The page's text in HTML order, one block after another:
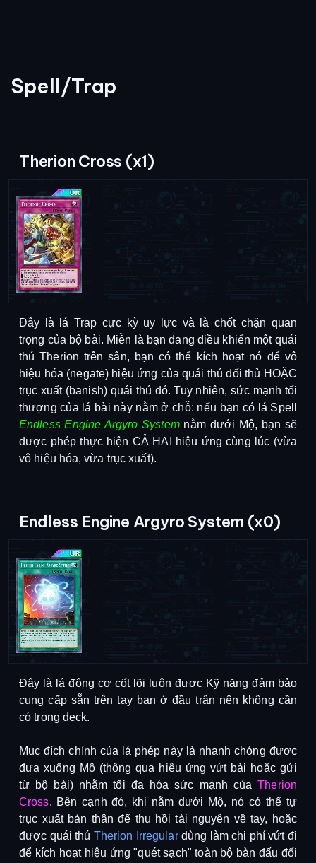
Spell/Trap
Therion Cross (x1)
Đây là lá Trap cực kỳ uy lực và là chốt chặn quan
trọng của bộ bài. Miễn là bạn đang điều khiển một quái
thú Therion trên sân, bạn có thể kích hoạt nó để vô
hiệu hóa (negate) hiệu ứng của quái thú đối thủ HOẶC
trục xuất (banish) quái thú đó. Tuy nhiên, sức mạnh tối
thượng của lá bài này nằm ở chỗ: nếu bạn có lá Spell
Endless Engine Argyro System nằm dưới Mộ, bạn sẽ
được phép thực hiện CẢ HAI hiệu ứng cùng lúc (vừa
vô hiệu hóa, vừa trục xuất).
Endless Engine Argyro System (x0)
Đây là lá động cơ cốt lõi luôn được Kỹ năng đảm bảo
cung cấp sẵn trên tay bạn ở đầu trận nên không cần
có trong deck.
Mục đích chính của lá phép này là nhanh chóng được
đưa xuống Mộ (thông qua hiệu ứng vứt bài hoặc gửi
từ bộ bài) nhằm tối đa hóa sức mạnh củaTherion
Cross. Bên cạnh đó, khi nằm dưới Mộ, nó có thể tự
trục xuất bản thân để thu hồi tài nguyên về tay, hoặc
được quái thú Therion Irregular dùng làm chi phí vứt đi
để kích hoạt hiệu ứng "quét sạch" toàn bộ bàn đấu đối